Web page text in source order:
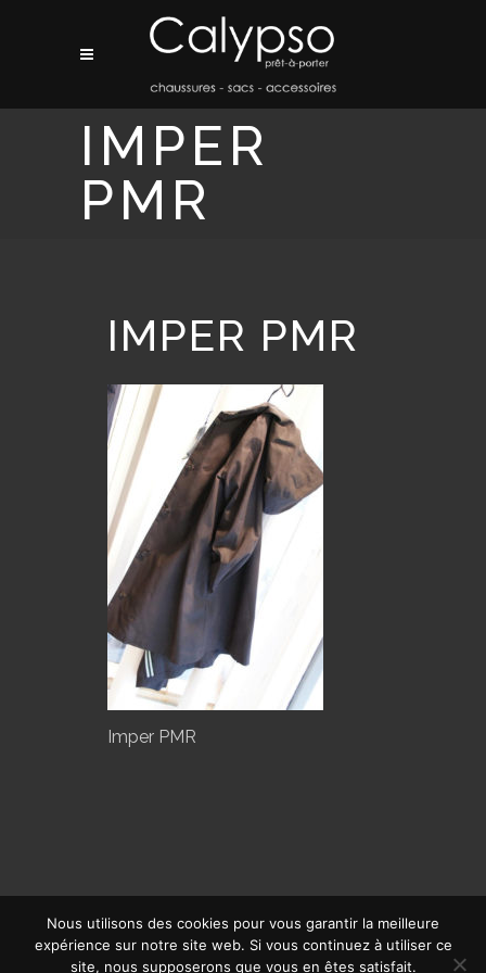
IMPER
PMR
IMPER PMR
Imper PMR
© CALYPSO 2019 | SITE RÉALISÉ PAR OFFPIX COMMUNICATION
Nous utilisons des cookies pour vous garantir la meilleure
expérience sur notre site web. Si vous continuez à utiliser ce
site, nous supposerons que vous en êtes satisfait.